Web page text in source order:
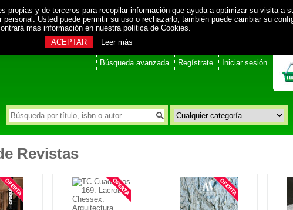
propias y de terceros para recopilar información que ayuda a optimizar su visita a
Usted puede permitir su uso o rechazarlo; también puede cambiar su
mas información en nuestra política de Cookies.
ACEPTAR
Leer más
Búsqueda avanzada Regístrate Iniciar sesión
Revistas